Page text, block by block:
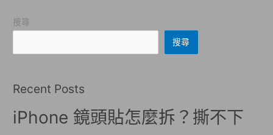
搜尋
搜尋
Recent Posts
iPhone 鏡頭貼怎麼拆？撕不下